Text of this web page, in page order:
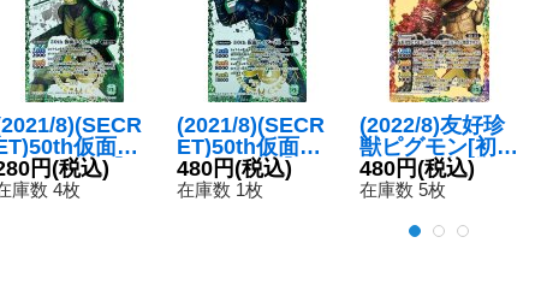
8)(SECR
仮面ラ
ダーシン【R-
】{CB
円(税込)
庫数 4枚
(2021/8)(SECR
ET)50th仮面ラ
イダーZO【R-K
50thSP】{CB19
480円(税込)
在庫数 1枚
(2022/8)友好珍
獣ピグモン[初代
ウルトラ怪獣]＆
コイン怪獣カネ
22-XX01}《多》
480円(税込)
在庫数 5枚